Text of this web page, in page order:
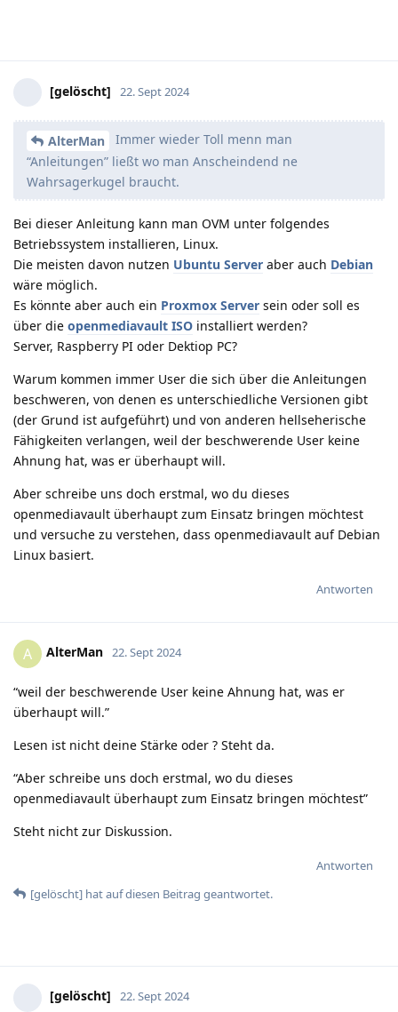
[gelöscht] 22. Sept 2024
AlterMan
Immer wieder Toll menn man
“Anleitungen” ließt wo man Anscheindend ne
Wahrsagerkugel braucht.
Bei dieser Anleitung kann man OVM unter folgendes
Betriebssystem installieren, Linux.
Die meisten davon nutzen Ubuntu Server aber auch Debian
wäre möglich.
Es könnte aber auch ein Proxmox Server sein oder soll es
über die openmediavault ISO installiert werden?
Server, Raspberry PI oder Dektiop PC?
Warum kommen immer User die sich über die Anleitungen
beschweren, von denen es unterschiedliche Versionen gibt
(der Grund ist aufgeführt) und von anderen hellseherische
Fähigkeiten verlangen, weil der beschwerende User keine
Ahnung hat, was er überhaupt will.
Aber schreibe uns doch erstmal, wo du dieses
openmediavault überhaupt zum Einsatz bringen möchtest
und versuche zu verstehen, dass openmediavault auf Debian
Linux basiert.
Antworten
A AlterMan 22. Sept 2024
“weil der beschwerende User keine Ahnung hat, was er
überhaupt will.”
Lesen ist nicht deine Stärke oder ? Steht da.
“Aber schreibe uns doch erstmal, wo du dieses
openmediavault überhaupt zum Einsatz bringen möchtest”
Steht nicht zur Diskussion.
Antworten
[gelöscht] hatauf diesen Beitrag geantwortet.
[gelöscht] 22. Sept 2024